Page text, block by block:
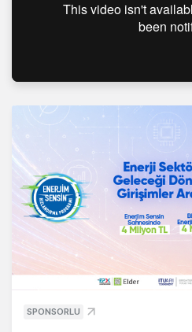
SPONSORLU